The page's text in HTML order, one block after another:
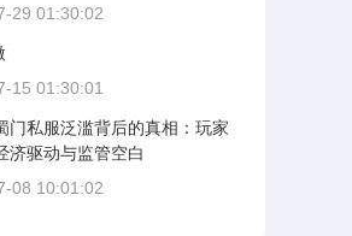
29 01:30:02
15 01:30:01
门私服泛滥背后的真相：玩家
济驱动与监管空白
08 10:01:02